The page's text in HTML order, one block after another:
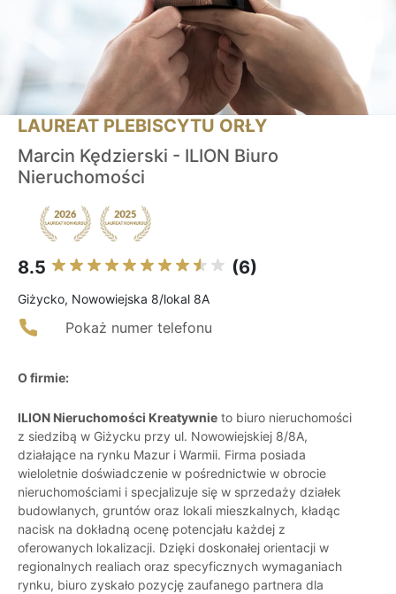
LAUREAT PLEBISCYTU ORŁY
Marcin Kędzierski - ILION Biuro
Nieruchomości
8.5 (6)
Giżycko, Nowowiejska 8/lokal 8A
Pokaż numer telefonu
O firmie:
ILION Nieruchomości Kreatywnie to biuro nieruchomości
z siedzibą w Giżycku przy ul. Nowowiejskiej 8/8A,
działające na rynku Mazur i Warmii. Firma posiada
wieloletnie doświadczenie w pośrednictwie w obrocie
nieruchomościami i specjalizuje się w sprzedaży działek
budowlanych, gruntów oraz lokali mieszkalnych, kładąc
nacisk na dokładną ocenę potencjału każdej z
oferowanych lokalizacji. Dzięki doskonałej orientacji w
regionalnych realiach oraz specyficznych wymaganiach
rynku, biuro zyskało pozycję zaufanego partnera dla